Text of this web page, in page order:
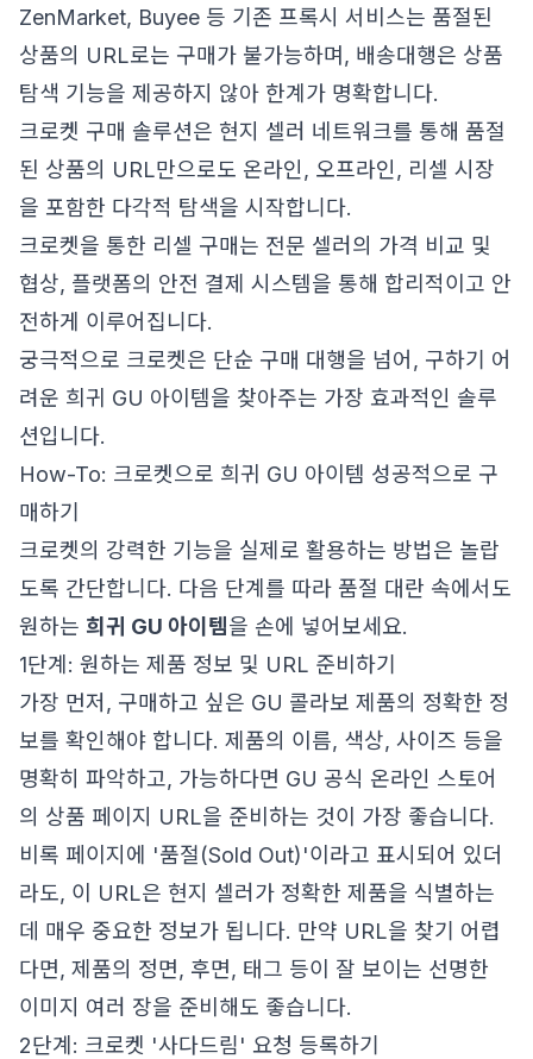
ZenMarket, Buyee 등 기존 프록시 서비스는 품절된
상품의 URL로는 구매가 불가능하며, 배송대행은 상품
탐색 기능을 제공하지 않아 한계가 명확합니다.
크로켓 구매 솔루션은 현지 셀러 네트워크를 통해 품절
된 상품의 URL만으로도 온라인, 오프라인, 리셀 시장
을 포함한 다각적 탐색을 시작합니다.
크로켓을 통한 리셀 구매는 전문 셀러의 가격 비교 및
협상, 플랫폼의 안전 결제 시스템을 통해 합리적이고 안
전하게 이루어집니다.
궁극적으로 크로켓은 단순 구매 대행을 넘어, 구하기 어
려운 희귀 GU 아이템을 찾아주는 가장 효과적인 솔루
션입니다.
How-To: 크로켓으로 희귀 GU 아이템 성공적으로 구
매하기
크로켓의 강력한 기능을 실제로 활용하는 방법은 놀랍
도록 간단합니다. 다음 단계를 따라 품절 대란 속에서도
원하는 희귀 GU 아이템을 손에 넣어보세요.
1단계: 원하는 제품 정보 및 URL 준비하기
가장 먼저, 구매하고 싶은 GU 콜라보 제품의 정확한 정
보를 확인해야 합니다. 제품의 이름, 색상, 사이즈 등을
명확히 파악하고, 가능하다면 GU 공식 온라인 스토어
의 상품 페이지 URL을 준비하는 것이 가장 좋습니다.
비록 페이지에 '품절(Sold Out)'이라고 표시되어 있더
라도, 이 URL은 현지 셀러가 정확한 제품을 식별하는
데 매우 중요한 정보가 됩니다. 만약 URL을 찾기 어렵
다면, 제품의 정면, 후면, 태그 등이 잘 보이는 선명한
이미지 여러 장을 준비해도 좋습니다.
2단계: 크로켓 '사다드림' 요청 등록하기